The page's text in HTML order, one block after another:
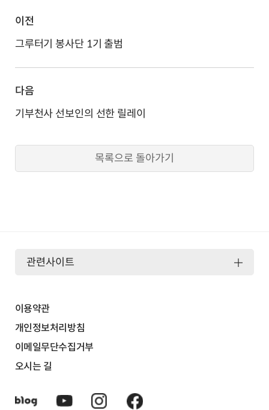
이전
그루터기 봉사단 1기 출범
다음
기부천사 선보인의 선한 릴레이
목록으로 돌아가기
이용약관
개인정보처리방침
이메일무단수집거부
오시는 길
관련사이트